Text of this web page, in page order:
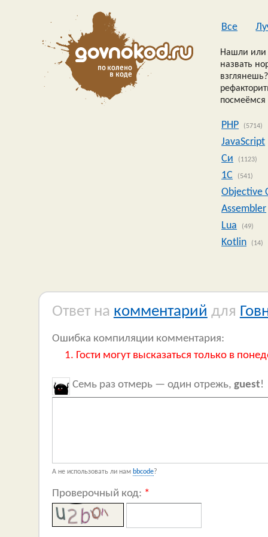
Все
Нашли или
назвать
посмеёмся
PHP (5714)
JavaScript
Си
(1123)
1C (541)
Objective
Assembler
Lua
(49)
Kotlin (14)
Ответ на комментарий для
Ошибка компиляции комментария:
Гости могут высказаться только в
Семь раз отмерь — один отрежь, guest!
А не использовать ли нам bbcode?
Проверочный код: *